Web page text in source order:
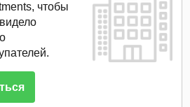
чтобы